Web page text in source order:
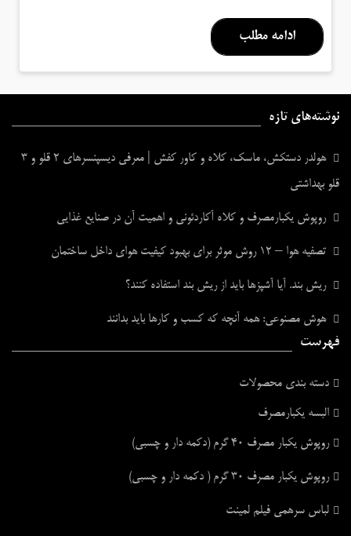
ادامه مطلب
نوشته‌های تازه
هولدر دستکش، ماسک، کلاه و کاور کفش | معرفی دیسپنسرهای ۲ قلو و ۳
قلو بهداشتی
روپوش یکبارمصرف و کلاه آکاردئونی و اهمیت آن در صنایع غذایی
تصفیه هوا – ۱۲ روش موثر برای بهبود کیفیت هوای داخل ساختمان
ریش بند. آیا آشپزها باید از ریش بند استفاده کنند؟
هوش مصنوعی: همه آنچه که کسب و کارها باید بدانند
فهرست
دسته بندی محصولات
البسه یکبارمصرف
روپوش یکبار مصرف ۴۰ گرم (دکمه دار و چسبی)
روپوش یکبار مصرف ۳۰ گرم ( دکمه دار و چسبی)
لباس سرهمی فیلم لمینت